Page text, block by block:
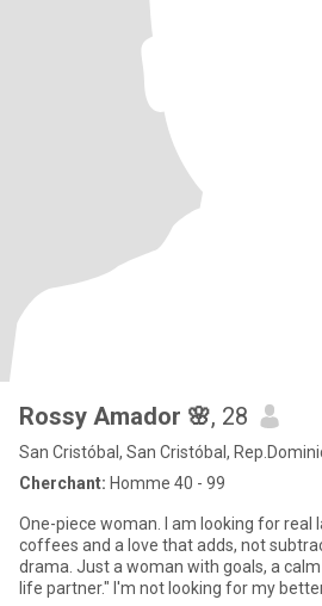
Rossy Amador 🌸, 28
San Cristóbal, San Cristóbal,
Cherchant: Homme 40 - 99
One-piece woman. I am looking for real
coffees and a love that adds, not subtracts. Neither
drama. Just a woman with goals, a
life partner." I'm not looking for my